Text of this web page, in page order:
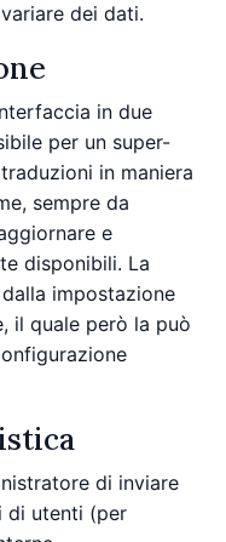
dei dati.
in due
per un super-
in maniera
sempre da
e
disponibili. La
impostazione
il quale però la può
di inviare
di utenti (per